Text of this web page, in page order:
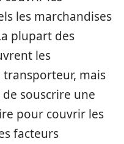
les marchandises
plupart des
les
transporteur, mais
souscrire une
pour couvrir les
facteurs